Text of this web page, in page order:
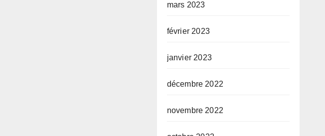
mars 2023
février 2023
janvier 2023
décembre 2022
novembre 2022